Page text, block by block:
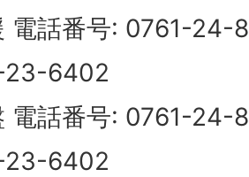
電話番号: 0761-24-
23-6402
電話番号: 0761-24-
23-6402